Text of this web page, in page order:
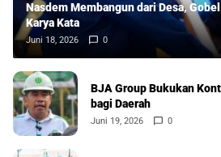
Nasdem Membangun dari Desa,
Karya Kata
Juni 18, 2026 0
BJA Group Bukukan
bagi Daerah
Juni 19, 2026 0